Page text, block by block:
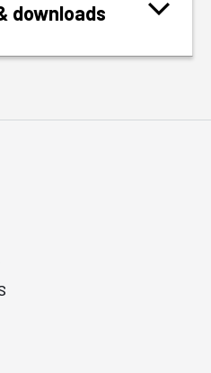
downloads